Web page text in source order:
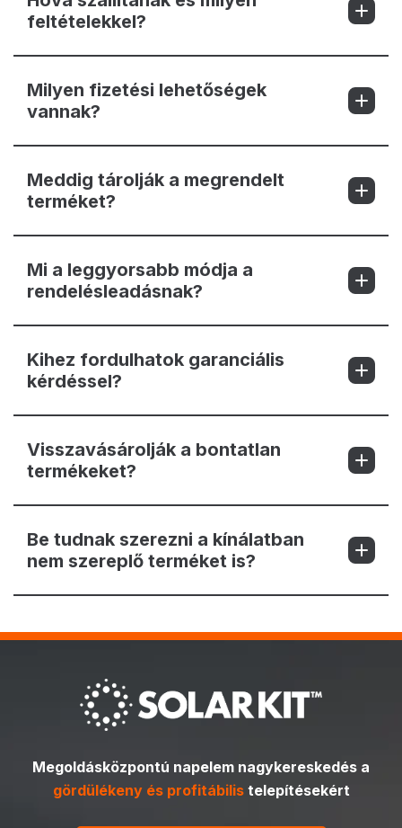
feltételekkel?
Milyen fizetési lehetőségek
vannak?
Meddig tárolják a megrendelt
terméket?
Mi a leggyorsabb módja a
rendelésleadásnak?
Kihez fordulhatok garanciális
kérdéssel?
Visszavásárolják a bontatlan
termékeket?
Be tudnak szerezni a kínálatban
nem szereplő terméket is?
Megoldásközpontú napelem nagykereskedés a
gördülékeny és profitábilistelepítésekért